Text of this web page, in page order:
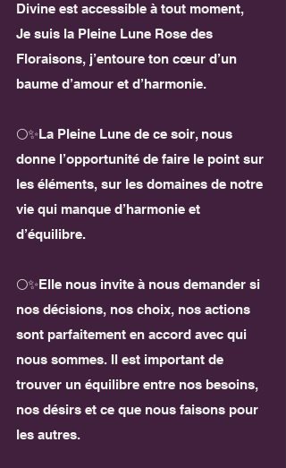
Divine est accessible à tout moment,
Je suis la Pleine Lune Rose des
Floraisons, j’entoure ton cœur d’un
baume d’amour et d’harmonie.
🌕✨La Pleine Lune de ce soir, nous
donne l’opportunité de faire le point sur
les éléments, sur les domaines de notre
vie qui manque d’harmonie et
d’équilibre.
🌕✨Elle nous invite à nous demander si
nos décisions, nos choix, nos actions
sont parfaitement en accord avec qui
nous sommes. Il est important de
trouver un équilibre entre nos besoins,
nos désirs et ce que nous faisons pour
les autres.